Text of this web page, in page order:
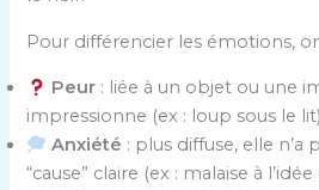
Pour différencier les émotions,
Peur : liée à un objet ou une
impressionne (ex : loup sous le
Anxiété : plus diffuse, elle n’a
“cause” claire (ex : malaise à